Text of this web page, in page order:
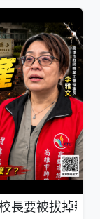
長要被拔掉親